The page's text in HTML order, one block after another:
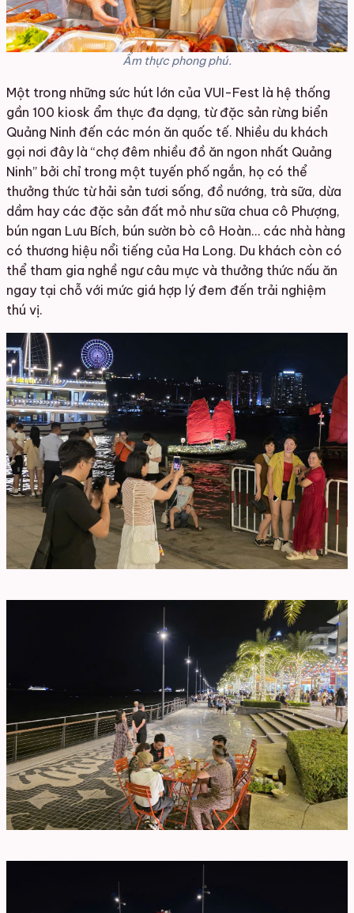
Ẩm thực phong phú.
Một trong những sức hút lớn của VUI-Fest là hệ thống
gần 100 kiosk ẩm thực đa dạng, từ đặc sản rừng biển
Quảng Ninh đến các món ăn quốc tế. Nhiều du khách
gọi nơi đây là “chợ đêm nhiều đồ ăn ngon nhất Quảng
Ninh” bởi chỉ trong một tuyến phố ngắn, họ có thể
thưởng thức từ hải sản tươi sống, đồ nướng, trà sữa, dừa
dầm hay các đặc sản đất mỏ như sữa chua cô Phượng,
bún ngan Lưu Bích, bún sườn bò cô Hoàn… các nhà hàng
có thương hiệu nổi tiếng của Ha Long. Du khách còn có
thể tham gia nghề ngư câu mực và thưởng thức nấu ăn
ngay tại chỗ với mức giá hợp lý đem đến trải nghiệm
thú vị.